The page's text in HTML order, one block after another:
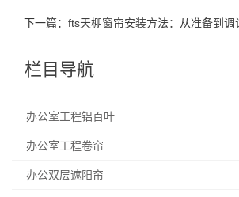
下一篇： fts天棚窗帘安装方法：从准备到调
栏目导航
办公室工程铝百叶
办公室工程卷帘
办公双层遮阳帘